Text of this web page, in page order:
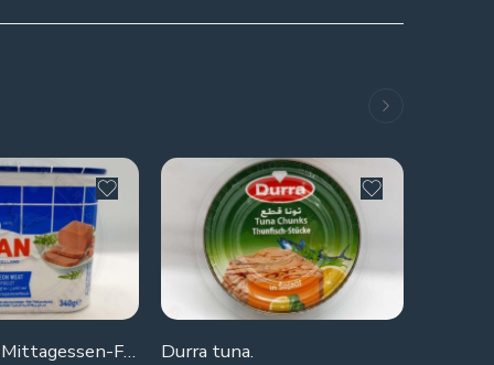
Zwan Huhn-Mittagessen-Fleisch Durra tuna.